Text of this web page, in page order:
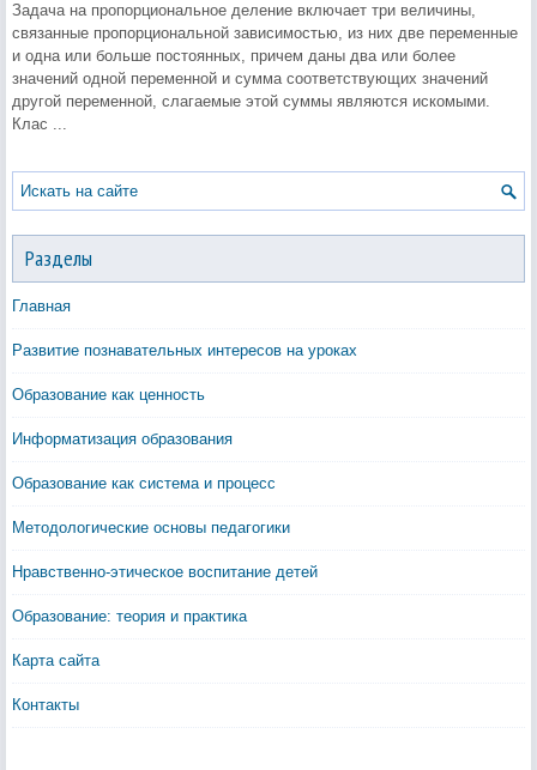
Задача на пропорциональное деление включает три величины,
связанные пропорциональной зависимостью, из них две переменные
и одна или больше постоянных, причем даны два или более
значений одной переменной и сумма соответствующих значений
другой переменной, слагаемые этой суммы являются искомыми.
Клас ...
Разделы
Главная
Развитие познавательных интересов на уроках
Образование как ценность
Информатизация образования
Образование как система и процесс
Методологические основы педагогики
Нравственно-этическое воспитание детей
Образование: теория и практика
Карта сайта
Контакты